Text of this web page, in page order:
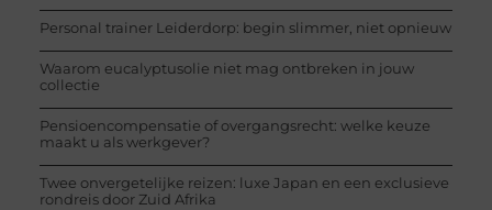
Personal trainer Leiderdorp: begin slimmer, niet opnieuw
Waarom eucalyptusolie niet mag ontbreken in jouw
collectie
Pensioencompensatie of overgangsrecht: welke keuze
maakt u als werkgever?
Twee onvergetelijke reizen: luxe Japan en een exclusieve
rondreis door Zuid Afrika